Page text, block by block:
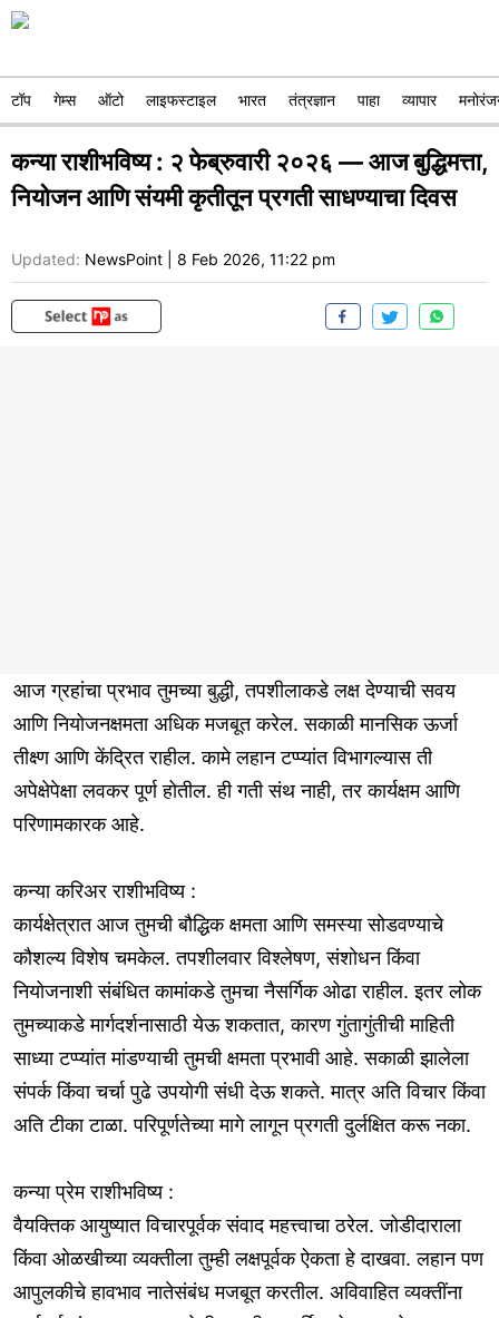
टॉप गेम्स ऑटो लाइफस्टाइल भारत तंत्रज्ञान पाहा व्यापार
कन्या राशीभविष्य : २ फेब्रुवारी २०२६ — आज बुद्धिमत्ता,
नियोजन आणि संयमी कृतीतून प्रगती साधण्याचा दिवस
Updated: NewsPoint 8 Feb 2026, 11:22 pm
आज ग्रहांचा प्रभाव तुमच्या बुद्धी, तपशीलाकडे लक्ष देण्याची सवय
आणि नियोजनक्षमता अधिक मजबूत करेल. सकाळी मानसिक ऊर्जा
तीक्ष्ण आणि केंद्रित राहील. कामे लहान टप्प्यांत विभागल्यास ती
अपेक्षेपेक्षा लवकर पूर्ण होतील. ही गती संथ नाही, तर कार्यक्षम आणि
परिणामकारक आहे.
कन्या करिअर राशीभविष्य :
कार्यक्षेत्रात आज तुमची बौद्धिक क्षमता आणि समस्या सोडवण्याचे
कौशल्य विशेष चमकेल. तपशीलवार विश्लेषण, संशोधन किंवा
नियोजनाशी संबंधित कामांकडे तुमचा नैसर्गिक ओढा राहील. इतर लोक
तुमच्याकडे मार्गदर्शनासाठी येऊ शकतात, कारण गुंतागुंतीची माहिती
साध्या टप्प्यांत मांडण्याची तुमची क्षमता प्रभावी आहे. सकाळी झालेला
संपर्क किंवा चर्चा पुढे उपयोगी संधी देऊ शकते. मात्र अति विचार किंवा
अति टीका टाळा. परिपूर्णतेच्या मागे लागून प्रगती दुर्लक्षित करू नका.
कन्या प्रेम राशीभविष्य :
वैयक्तिक आयुष्यात विचारपूर्वक संवाद महत्त्वाचा ठरेल. जोडीदाराला
किंवा ओळखीच्या व्यक्तीला तुम्ही लक्षपूर्वक ऐकता हे दाखवा. लहान पण
आपुलकीचे हावभाव नातेसंबंध मजबूत करतील. अविवाहित व्यक्तींना